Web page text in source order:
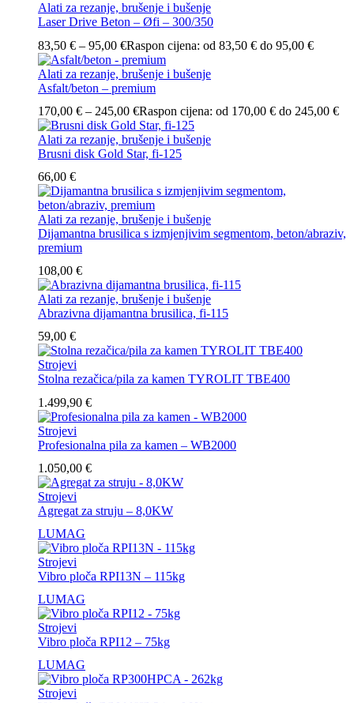
Alati za rezanje, brušenje i bušenje
Laser Drive Beton – Øfi – 300/350
83,50 € – 95,00 €Raspon cijena: od 83,50 € do 95,00 €
Alati za rezanje, brušenje i bušenje
Asfalt/beton – premium
170,00 € – 245,00 €Raspon cijena: od 170,00 € do 245,00 €
Alati za rezanje, brušenje i bušenje
Brusni disk Gold Star, fi-125
66,00 €
Alati za rezanje, brušenje i bušenje
Dijamantna brusilica s izmjenjivim segmentom, beton/abraziv,
premium
108,00 €
Alati za rezanje, brušenje i bušenje
Abrazivna dijamantna brusilica, fi-115
59,00 €
Strojevi
Stolna rezačica/pila za kamen TYROLIT TBE400
1.499,90 €
Strojevi
Profesionalna pila za kamen – WB2000
1.050,00 €
Strojevi
Agregat za struju – 8,0KW
LUMAG
Strojevi
Vibro ploča RPI13N – 115kg
LUMAG
Strojevi
Vibro ploča RPI12 – 75kg
LUMAG
Strojevi